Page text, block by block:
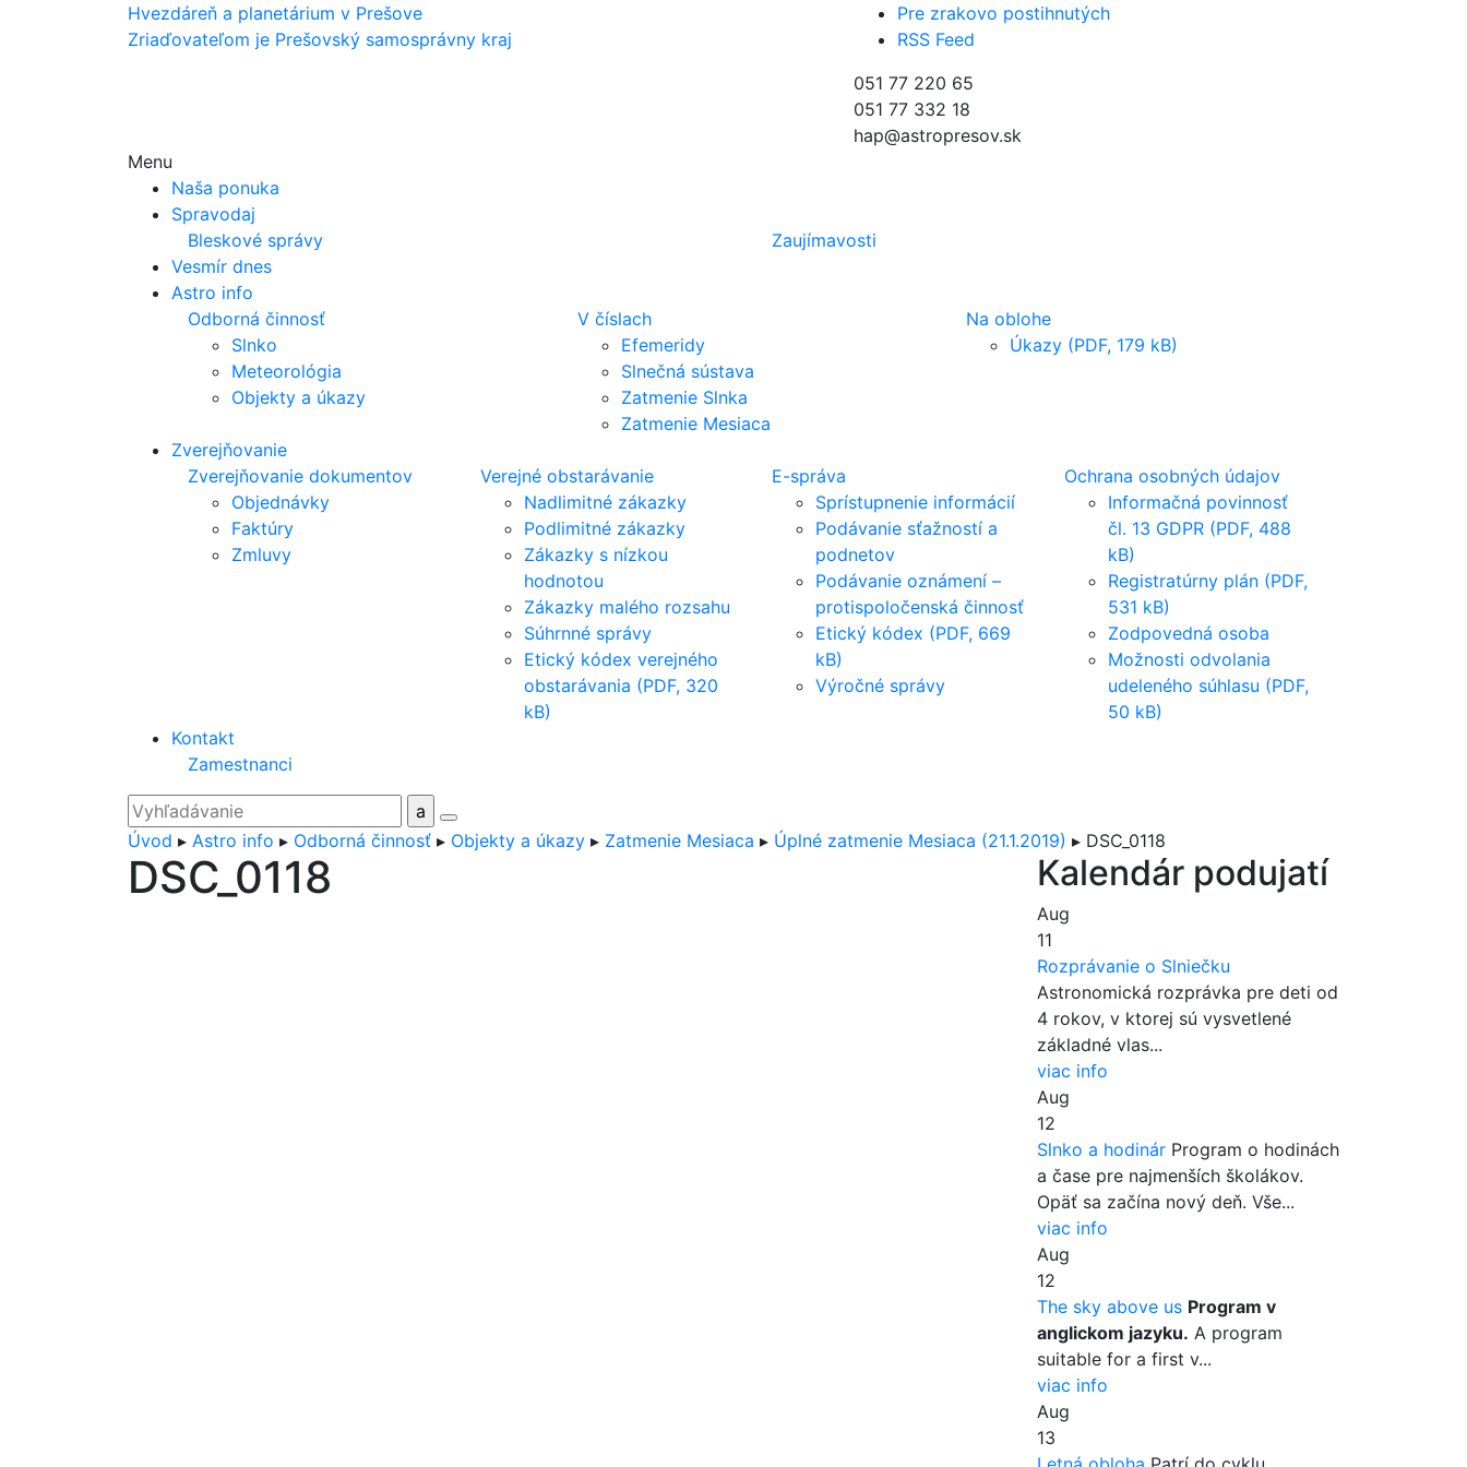
Hvezdáreň a planetárium v Prešove
Zriaďovateľom je Prešovský samosprávny kraj
Pre zrakovo postihnutých
RSS Feed
051 77 220 65
051 77 332 18
hap@astropresov.sk
Menu
Naša ponuka
Spravodaj
Bleskové správy
Zaujímavosti
Vesmír dnes
Astro info
Odborná činnosť
Slnko
Meteorológia
Objekty a úkazy
V číslach
Efemeridy
Slnečná sústava
Zatmenie Slnka
Zatmenie Mesiaca
Na oblohe
Úkazy (PDF, 179 kB)
Zverejňovanie
Zverejňovanie dokumentov
Objednávky
Faktúry
Zmluvy
Verejné obstarávanie
Nadlimitné zákazky
Podlimitné zákazky
Zákazky s nízkou
hodnotou
Zákazky malého rozsahu
Súhrnné správy
Etický kódex verejného
obstarávania (PDF, 320
kB)
E-správa
Sprístupnenie informácií
Podávanie sťažností a
podnetov
Podávanie oznámení –
protispoločenská činnosť
Etický kódex (PDF, 669
kB)
Výročné správy
Ochrana osobných údajov
Informačná povinnosť
čl. 13 GDPR (PDF, 488
kB)
Registratúrny plán (PDF,
531 kB)
Zodpovedná osoba
Možnosti odvolania
udeleného súhlasu (PDF,
50 kB)
Kontakt
Zamestnanci
Úvod ▸ Astro info ▸ Odborná činnosť ▸ Objekty a úkazy ▸ Zatmenie Mesiaca ▸ Úplné zatmenie Mesiaca (21.1.2019) ▸ DSC_0118
DSC_0118 Kalendár podujatí
Aug
11
Rozprávanie o Slniečku
Astronomická rozprávka pre deti od
4 rokov, v ktorej sú vysvetlené
základné vlas...
viac info
Aug
12
Slnko a hodinárProgram o hodinách
a čase pre najmenších školákov.
Opäť sa začína nový deň. Vše...
viac info
Aug
12
The sky above us Program v
anglickom jazyku. A program
suitable for a first v...
viac info
Aug
13